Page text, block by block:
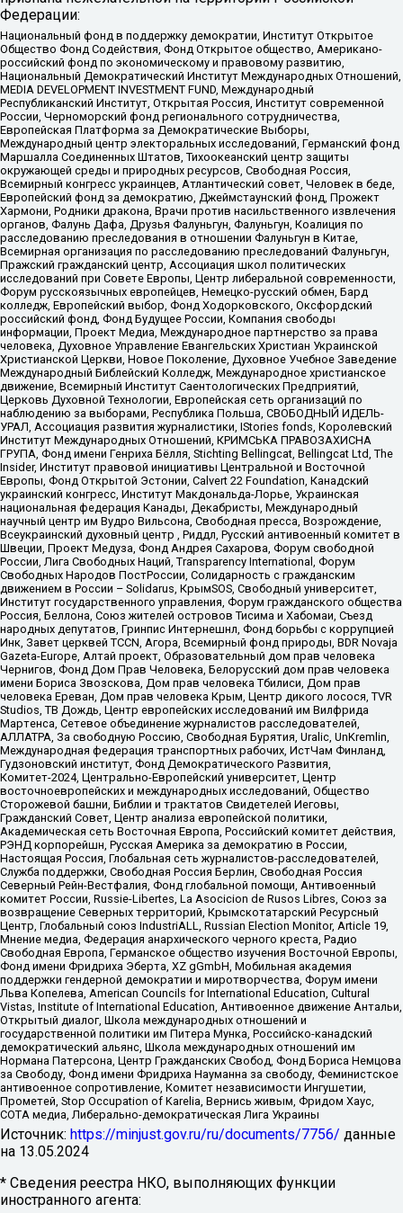
Федерации:
Национальный фонд в поддержку демократии, Институт Открытое
Общество Фонд Содействия, Фонд Открытое общество, Американо-
российский фонд по экономическому и правовому развитию,
Национальный Демократический Институт Международных Отношений,
MEDIA DEVELOPMENT INVESTMENT FUND, Международный
Республиканский Институт, Открытая Россия, Институт современной
России, Черноморский фонд регионального сотрудничества,
Европейская Платформа за Демократические Выборы,
Международный центр электоральных исследований, Германский фонд
Маршалла Соединенных Штатов, Тихоокеанский центр защиты
окружающей среды и природных ресурсов, Свободная Россия,
Всемирный конгресс украинцев, Атлантический совет, Человек в беде,
Европейский фонд за демократию, Джеймстаунский фонд, Прожект
Хармони, Родники дракона, Врачи против насильственного извлечения
органов, Фалунь Дафа, Друзья Фалуньгун, Фалуньгун, Коалиция по
расследованию преследования в отношении Фалуньгун в Китае,
Всемирная организация по расследованию преследований Фалуньгун,
Пражский гражданский центр, Ассоциация школ политических
исследований при Совете Европы, Центр либеральной современности,
Форум русскоязычных европейцев, Немецко-русский обмен, Бард
колледж, Европейский выбор, Фонд Ходорковского, Оксфордский
российский фонд, Фонд Будущее России, Компания свободы
информации, Проект Медиа, Международное партнерство за права
человека, Духовное Управление Евангельских Христиан Украинской
Христианской Церкви, Новое Поколение, Духовное Учебное Заведение
Международный Библейский Колледж, Международное христианское
движение, Всемирный Институт Саентологических Предприятий,
Церковь Духовной Технологии, Европейская сеть организаций по
наблюдению за выборами, Республика Польша, СВОБОДНЫЙ ИДЕЛЬ-
УРАЛ, Ассоциация развития журналистики, IStories fonds, Королевский
Институт Международных Отношений, КРИМСЬКА ПРАВОЗАХИСНА
ГРУПА, Фонд имени Генриха Бёлля, Stichting Bellingcat, Bellingcat Ltd, The
Insider, Институт правовой инициативы Центральной и Восточной
Европы, Фонд Открытой Эстонии, Calvert 22 Foundation, Канадский
украинский конгресс, Институт Макдональда-Лорье, Украинская
национальная федерация Канады, Декабристы, Международный
научный центр им Вудро Вильсона, Свободная пресса, Возрождение,
Всеукраинский духовный центр , Риддл, Русский антивоенный комитет в
Швеции, Проект Медуза, Фонд Андрея Сахарова, Форум свободной
России, Лига Свободных Наций, Transparеncy International, Форум
Свободных Народов ПостРоссии, Солидарность с гражданским
движением в России – Solidarus, КрымSOS, Свободный университет,
Институт государственного управления, Форум гражданского общества
Россия, Беллона, Союз жителей островов Тисима и Хабомаи, Съезд
народных депутатов, Гринпис Интернешнл, Фонд борьбы с коррупцией
Инк, Завет церквей TCCN, Агора, Всемирный фонд природы, BDR Novaja
Gazeta-Europe, Алтай проект, Образовательный дом прав человека
Чернигов, Фонд Дом Прав Человека, Белорусский дом прав человека
имени Бориса Звозскова, Дом прав человека Тбилиси, Дом прав
человека Ереван, Дом прав человека Крым, Центр дикого лосося, TVR
Studios, ТВ Дождь, Центр европейских исследований им Вилфрида
Мартенса, Сетевое объединение журналистов расследователей,
АЛЛАТРА, За свободную Россию, Свободная Бурятия, Uralic, UnKremlin,
Международная федерация транспортных рабочих, ИстЧам Финланд,
Гудзоновский институт, Фонд Демократического Развития,
Комитет-2024, Центрально-Европейский университет, Центр
восточноевропейских и международных исследований, Общество
Сторожевой башни, Библии и трактатов Свидетелей Иеговы,
Гражданский Совет, Центр анализа европейской политики,
Академическая сеть Восточная Европа, Российский комитет действия,
РЭНД корпорейшн, Русская Америка за демократию в России,
Настоящая Россия, Глобальная сеть журналистов-расследователей,
Служба поддержки, Свободная Россия Берлин, Свободная Россия
Северный Рейн-Вестфалия, Фонд глобальной помощи, Антивоенный
комитет России, Russie-Libertes, La Asocicion de Rusos Libres, Союз за
возвращение Северных территорий, Крымскотатарский Ресурсный
Центр, Глобальный союз IndustriALL, Russian Election Monitor, Article 19,
Мнение медиа, Федерация анархического черного креста, Радио
Свободная Европа, Германское общество изучения Восточной Европы,
Фонд имени Фридриха Эберта, XZ gGmbH, Мобильная академия
поддержки гендерной демократии и миротворчества, Форум имени
Льва Копелева, American Councils for International Education, Cultural
Vistas, Institute of International Education, Антивоенное движение Антальи,
Открытый диалог, Школа международных отношений и
государственной политики им Питера Мунка, Российско-канадский
демократический альянс, Школа международных отношений им
Нормана Патерсона, Центр Гражданских Свобод, Фонд Бориса Немцова
за Свободу, Фонд имени Фридриха Науманна за свободу, Феминистское
антивоенное сопротивление, Комитет независимости Ингушетии,
Прометей, Stop Occupation of Karelia, Вернись живым, Фридом Хаус,
СОТА медиа, Либерально-демократическая Лига Украины
Источник: https://minjust.gov.ru/ru/documents/7756/ данные
на 13.05.2024
* Сведения реестра НКО, выполняющих функции
иностранного агента: